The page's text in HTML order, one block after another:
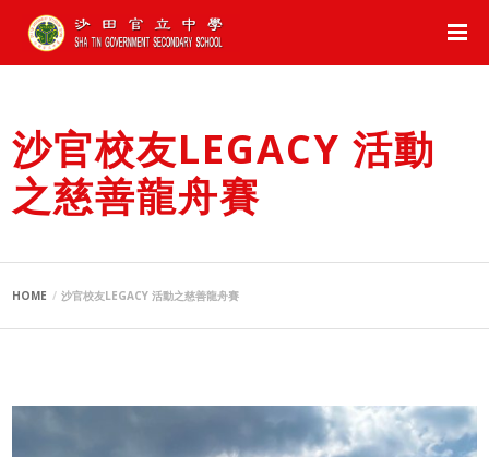
沙官校友LEGACY 活動
之慈善龍舟賽
HOME 沙官校友LEGACY 活動之慈善龍舟賽